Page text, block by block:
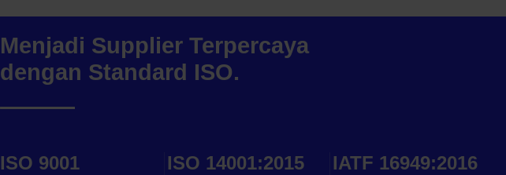
Menjadi Supplier Terpercaya
dengan Standard ISO.
ISO 9001 ISO 14001:2015 IATF 16949:2016